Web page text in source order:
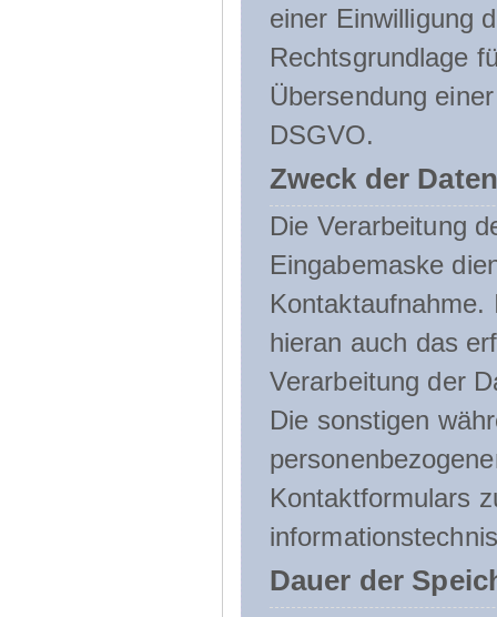
einer Einwilligung
Rechtsgrundlage
Übersendung
DSGVO.
Zweck der
Die Verarbeitung
Eingabemaske
hieran auch das
Verarbeitung der
Die sonstigen
Kontaktformulars
Dauer der